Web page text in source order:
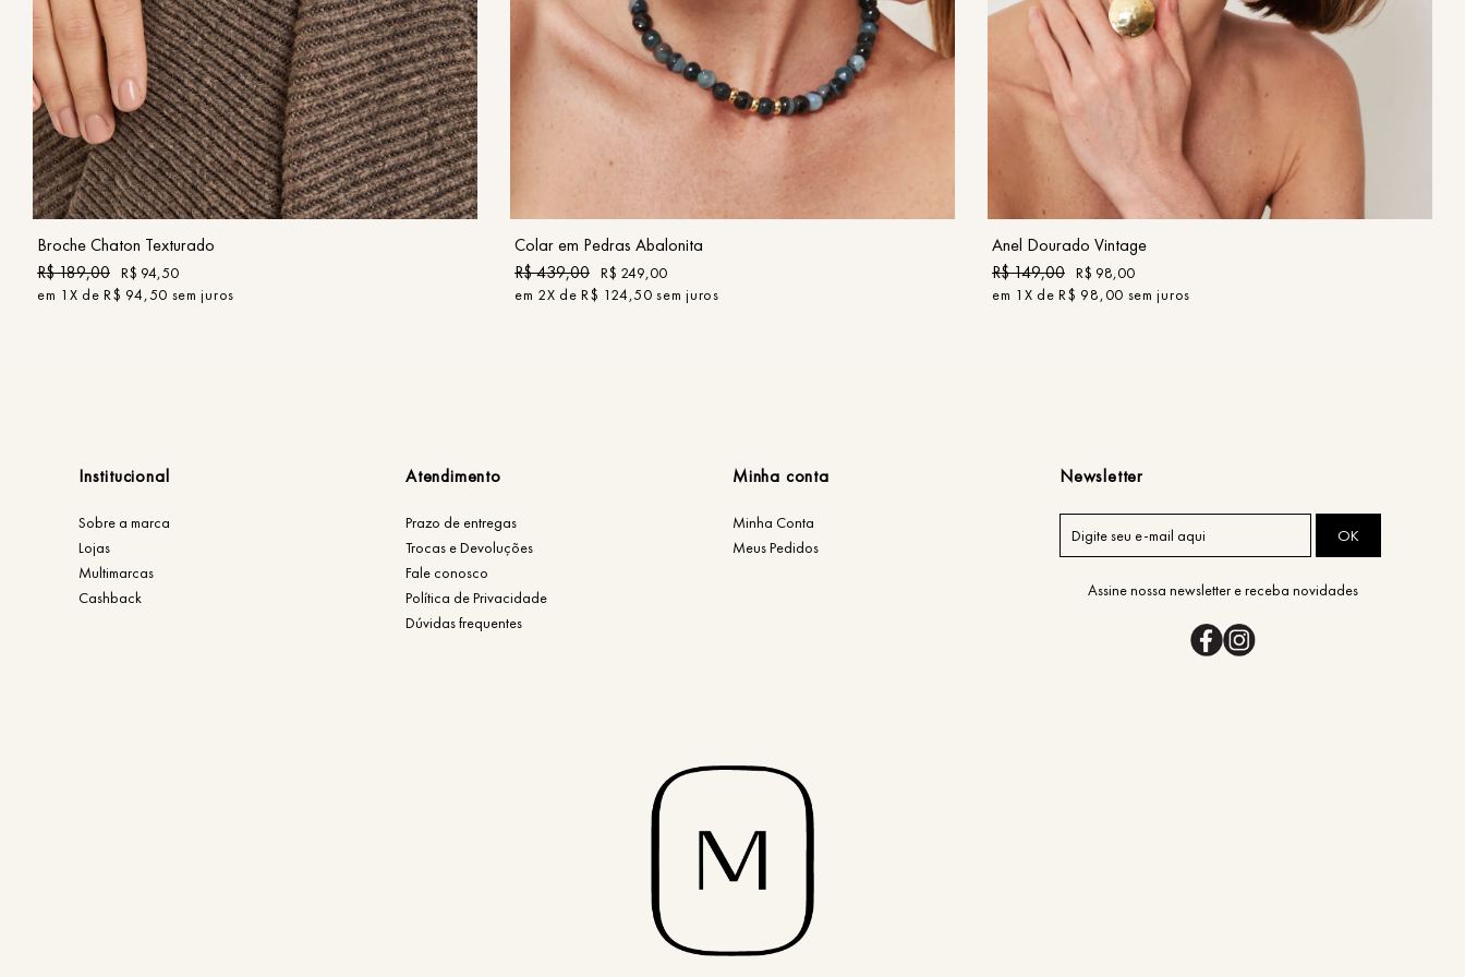
UN
COMPRAR
Broche Chaton Texturado
R$189,00 R$ 94,50
em 1 X deR$ 94,50 sem juros
COMPRAR
Colar em Pedras Abalonita
R$439,00 R$ 249,00
em 2X deR$ 124,50 sem juros
COMPRAR
Anel Dourado Vintage
R$149,00 R$ 98,00
em 1 X deR$ 98,00 sem juros
Institucional
Sobre a marca
Lojas
Multimarcas
Cashback
Atendimento
Prazo de entregas
Trocas e Devoluções
Fale conosco
Política de Privacidade
Dúvidas frequentes
Minha conta
Minha Conta
Meus Pedidos
Newsletter
OK
Assine nossa newsletter e receba novidades